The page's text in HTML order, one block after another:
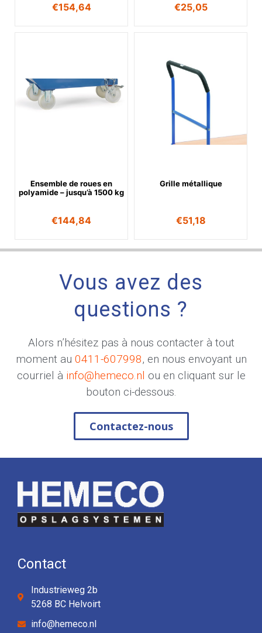
€154,64 €25,05
Ensemble de roues en
polyamide – jusqu’à 1500 kg
€144,84
Grille métallique
€51,18
Vous avez des
questions ?
Alors n’hésitez pas à nous contacter à tout
moment au 0411-607998, en nous envoyant un
courriel à info@hemeco.nl ou en cliquant sur le
bouton ci-dessous.
Contactez-nous
Contact
Industrieweg 2b
5268 BC Helvoirt
info@hemeco.nl